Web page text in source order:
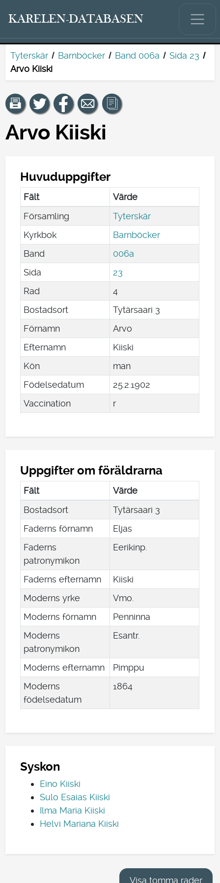
KARELEN-DATABASEN
Tyterskär Barnböcker Band 006a
Sida 23
Arvo Kiiski
Arvo Kiiski
Huvuduppgifter
Fält
Värde
Församling
Tyterskär
Kyrkbok
Barnböcker
Band
006a
Sida
23
Rad
4
Bostadsort
Tytärsaari 3
Förnamn
Arvo
Efternamn
Kiiski
Kön
man
Födelsedatum
25.21902
Vaccination
r
Uppgifter om föräldrarna
Fält
Värde
Bostadsort
Tytärsaari 3
Faderns förnamn
Eljas
Faderns
patronymikon
Eerikinp.
Faderns efternamn
Kiiski
Moderns yrke
Vmo.
Moderns förnamn
Penninna
Moderns
patronymikon
Esantr.
Moderns efternamn
Pimppu
Moderns
födelsedatum
1864
Syskon
Eino Kiiski
Sulo Esaias Kiiski
Ilma Maria Kiiski
Helvi Mariana Kiiski
Visa tomma rader